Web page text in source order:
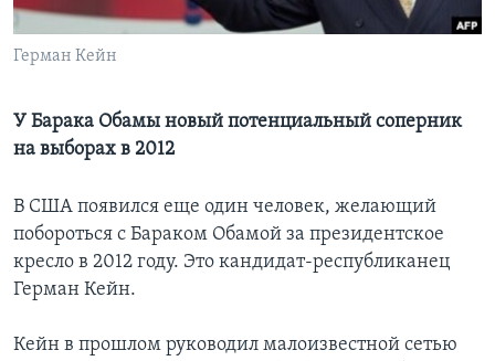
Learning English
Языки
Герман Кейн
У Барака Обамы новый потенциальный соперник
на выборах в 2012
В США появился еще один человек, желающий
побороться с Бараком Обамой за президентское
кресло в 2012 году. Это кандидат-республиканец
Герман Кейн.
Кейн в прошлом руководил малоизвестной сетью